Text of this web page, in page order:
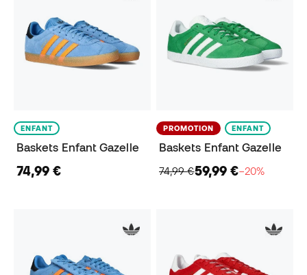
ENFANT
Baskets Enfant Gazelle
74,99 €
PROMOTION ENFANT
Baskets Enfant Gazelle
74,99 €59,99 €−20%